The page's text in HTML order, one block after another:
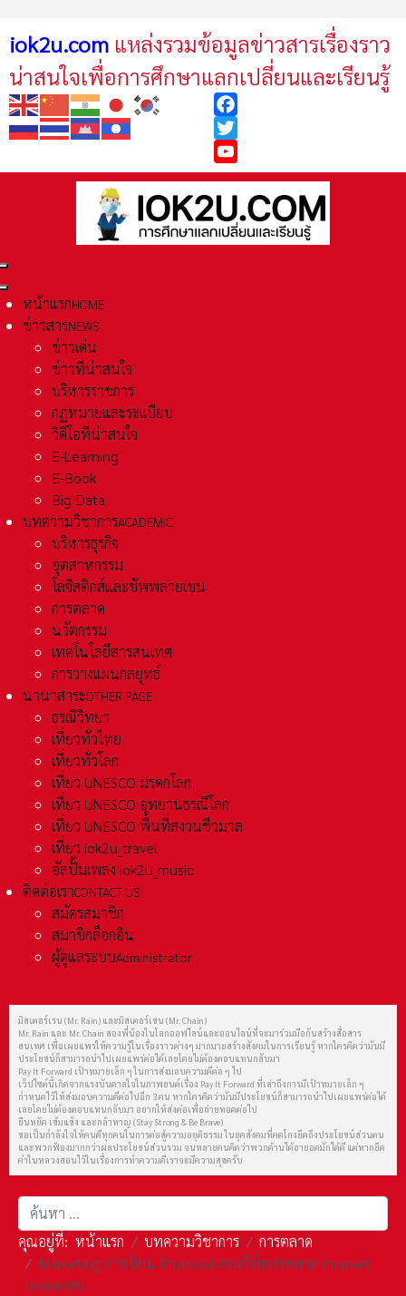
iok2u.com แหล่งรวมข้อมูลข่าวสารเรื่องราว
น่าสนใจเพื่อการศึกษาแลกเปลี่ยนและเรียนรู้
Facebook
Twitter
YouTube
หน้าแรกHOME
ข่าวสารNEWS
ข่าวเด่น
ข่าวที่น่าสนใจ
บริหารราชการ
กฏหมายและระเเบียบ
วิดีโอที่น่าสนใจ
E-Learning
E-Book
Big Data
บทความวิชาการACADEMIC
บริหารธุรกิจ
อุตสาหกรรม
โลจิสติกส์และชัพพลายเชน
การตลาด
นวัตกรรม
เทคโนโลยีสารสนเทศ
การวางแผนกลยุทธ์
นานาสาระOTHER PAGE
ธรณีวิทยา
เที่ยวทั่วไทย
เที่ยวทั่วโลก
เที่ยว UNESCO มรดกโลก
เที่ยว UNESCO อุทยานธรณีโลก
เที่ยว UNESCO พื้นที่สงวนชีวมวล
เที่ยว iok2u_travel
อัลปั้มเพลง iok2u_music
ติดต่อเราCONTACT US
สมัครสมาชิก
สมาชิกล็อกอิน
ผู้ดูแลระบบAdministrator
มิสเตอร์เรน (Mr. Rain) และมิสเตอร์เชน (Mr. Chain)
Mr. Rain และ Mr. Chain สองพี่น้องในโลกออฟไลน์และออนไลน์ที่จะมาร่วมมือกันสร้างสื่อสาร
สนเทศ เพื่อเผยแพร่ให้ความรู้ในเรื่องราวต่างๆ มากมายสร้างสังคมในการเรียนรู้ หากใครคิดว่ามันมี
ประโยชน์ก็สามารถนำไปเผยแพร่ต่อได้เลยโดยไม่ต้องตอบแทนกลับมา
Pay It Forward เป้าหมายเล็ก ๆ ในการส่งมอบความดีต่อ ๆ ไป
เว็ปไซต์นี้เกิดจากแรงบันดาลใจในภาพยนต์เรื่อง Pay It Forward ที่เล่าถึงการมีเป้าหมายเล็ก ๆ
กำหนดไว้ให้ส่งมอบความดีต่อไปอีก 3 คน หากใครคิดว่ามันมีประโยชน์ก็สามารถนำไปเผยแพร่ต่อได้
เลยโดยไม่ต้องตอบแทนกลับมา อยากให้ส่งต่อเพื่อถ่ายทอดต่อไป
ยืนหยัด เข้มแข็ง และกล้าหาญ (Stay Strong & Be Brave)
ขอเป็นกำลังใจให้คนดีทุกคนในการต่อสู้ความอยุติธรรม ในยุคสังคมที่คดโกงยึดถึงประโยชน์ส่วนตน
และพวกฟ้องมากกว่าผลประโยชน์ส่วนรวม จนหลายคนคิดว่าพวกด้านได้อายอดมักได้ดี แต่หากยึด
คำในหลวงสอนไว้ในเรื่องการทำความดีเราจะมีความสุขครับ
การค้นหา
คุณอยู่ที่: หน้าแรก บทความวิชาการ
การตลาด
Marketing การเขียน Proposal งานวิจัยการตลาด (market
research)